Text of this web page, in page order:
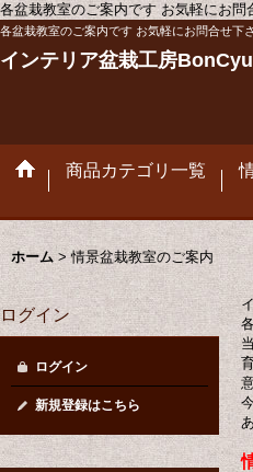
各盆栽教室のご案内です お気軽にお
各盆栽教室のご案内です お気軽にお問合せ
インテリア盆栽工房BonCyu
商品カテゴリ一覧
ホーム > 情景盆栽教室のご案内
ログイン
ログイン
新規登録はこちら